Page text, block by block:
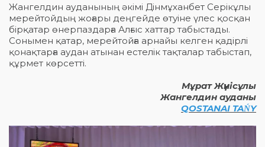
Жангелдин ауданының әкімі Дінмұханбет Серікұлы
мерейтойдың жоғары деңгейде өтуіне үлес қосқан
бірқатар өнерпаздарға Алғыс хаттар табыстады.
Сонымен қатар, мерейтойға арнайы келген қадірлі
қонақтарға аудан атынан естелік тақталар табыстап,
құрмет көрсетті.
Мұрат Жүнісұлы
Жангелдин ауданы
QOSTANAI TAŃY